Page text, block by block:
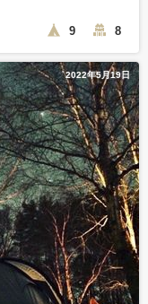
9 8
2022年5月19日